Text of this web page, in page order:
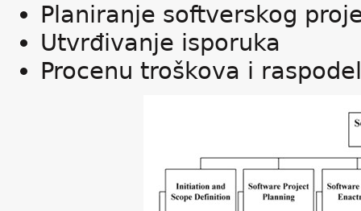
Planiranje softverskog
Utvrđivanje isporuka
Procenu troškova i